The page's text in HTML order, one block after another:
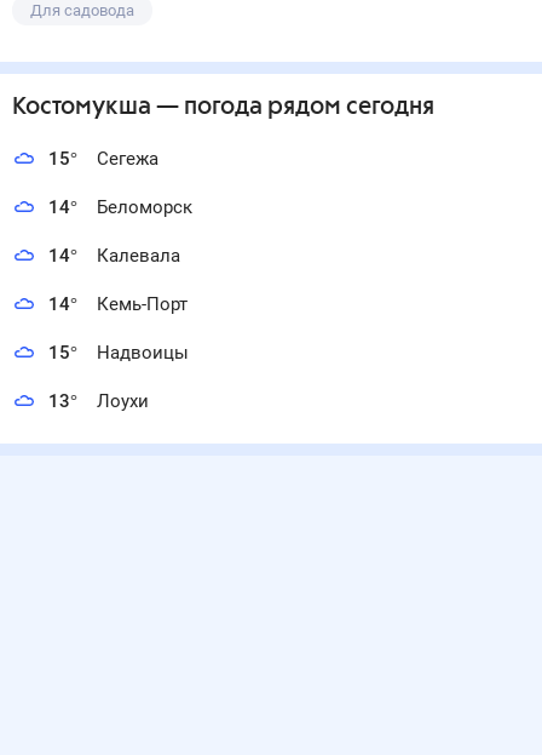
Для садовода
Костомукша — погода рядом сегодня
15° Сегежа
14° Беломорск
14° Калевала
14° Кемь-Порт
15° Надвоицы
13° Лоухи